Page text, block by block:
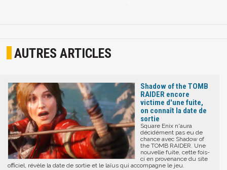
AUTRES ARTICLES
Shadow of the TOMB
RAIDER encore
victime d'une fuite,
on connaît la date de
sortie
Square Enix n'aura
décidément pas eu de
chance avec Shadow of
the TOMB RAIDER. Une
nouvelle fuite, cette fois-
ci en provenance du site
officiel, révèle la date de sortie et le laïus qui accompagne le jeu.